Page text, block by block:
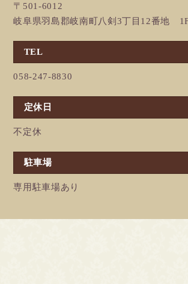
〒501-6012
岐阜県羽島郡岐南町八剣3丁目12番地
TEL
058-247-8830
定休日
不定休
駐車場
専用駐車場あり